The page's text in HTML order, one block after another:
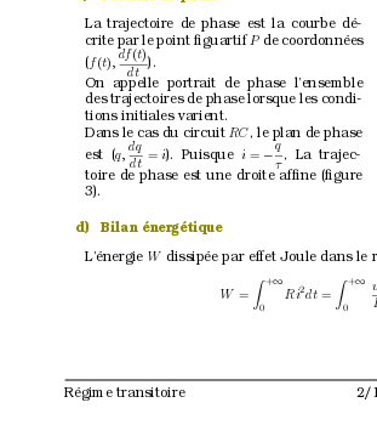
La trajectoire de phase est la courbe dé-
crite par le point ﬁguartif P de coordonnées
(f(t),
df(t)
dt
).
On appelle portrait de phase l’ensemble
des trajectoires de phase lorsque les condi-
tions initiales varient.
Dans le cas du circuit RC, le plan de phase
est (q,
dq
dt
=i). Puisque i = −
q
τ
, La trajec-
toire de phase est une droite afﬁne (ﬁgure
3).
d) Bilan énergétique
L’énergie W dissipée par effet Joule dans le
W = Z +∞
0
Ri2 dt = Z +∞
0
Régime transitoire 2/